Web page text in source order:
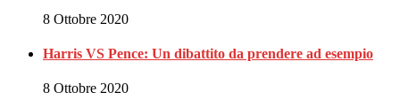
8 Ottobre 2020
Harris VS Pence: Un dibattito da prendere ad esempio
8 Ottobre 2020